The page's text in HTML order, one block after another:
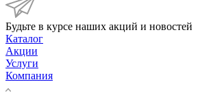
Будьте в курсе наших акций и новостей
Каталог
Акции
Услуги
Компания